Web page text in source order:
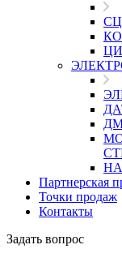
Партнерская
Точки продаж
Контакты
Задать вопрос